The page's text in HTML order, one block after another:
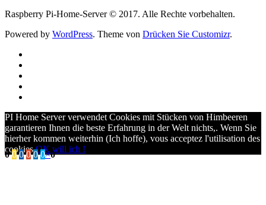
Raspberry Pi-Home-Server © 2017. Alle Rechte vorbehalten.
Powered by WordPress. Theme von Drücken Sie Customizr.
PI Home Server verwendet Cookies mit Stücken von Himbeeren
garantieren Ihnen die beste Erfahrung in der Welt nichts,. Wenn Sie
hierher kommen weiterhin (Ich hoffe), vous acceptez l'utilisation des
cookies.OK will ich !
0 0 0 0 0 0×0